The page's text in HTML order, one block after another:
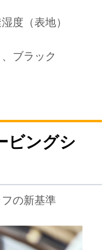
度（表地）
ブラック
ビングシ
の新基準